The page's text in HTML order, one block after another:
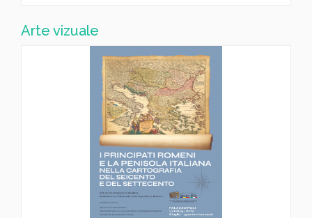
Arte vizuale